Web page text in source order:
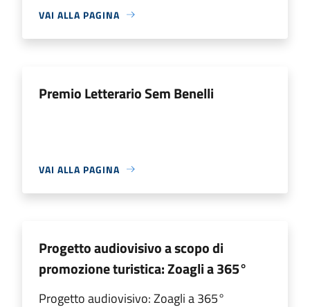
VAI ALLA PAGINA
Premio Letterario Sem Benelli
VAI ALLA PAGINA
Progetto audiovisivo a scopo di
promozione turistica: Zoagli a 365°
Progetto audiovisivo: Zoagli a 365°